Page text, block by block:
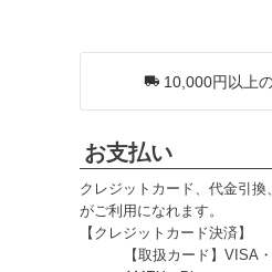
10,000円以上
お支払い
クレジットカード、代金引換
がご利用になれます。
【クレジットカード決済】
【取扱カード】VISA